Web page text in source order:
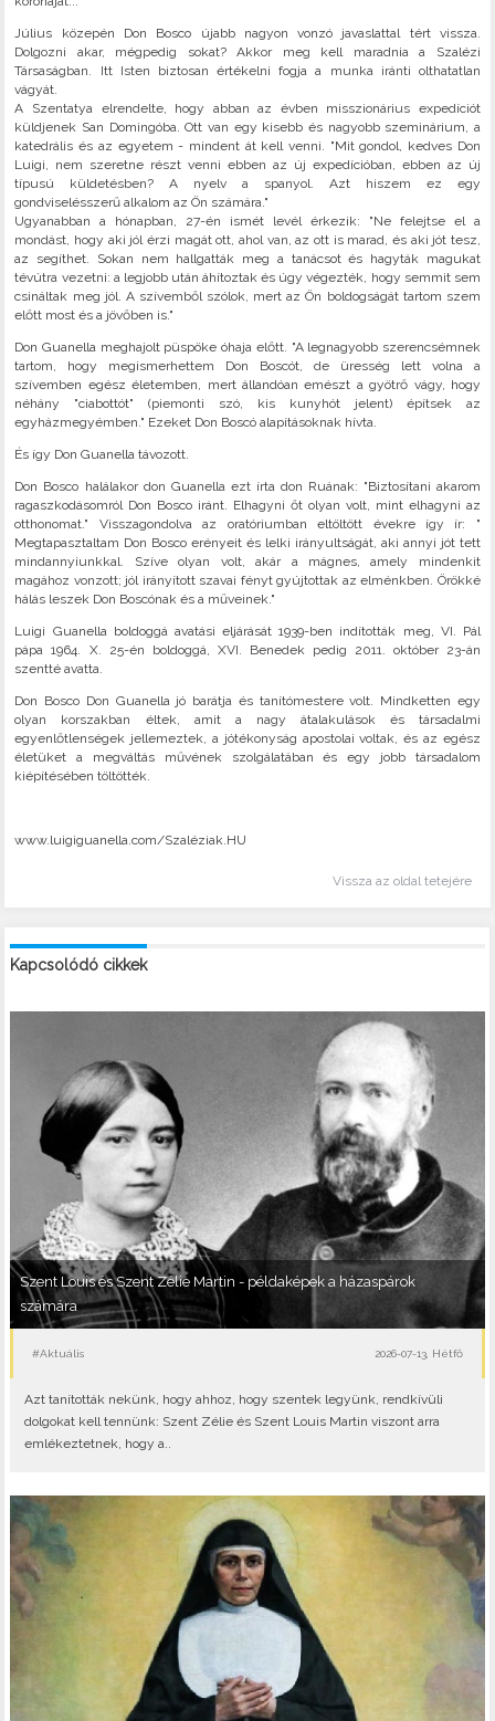
Július közepén Don Bosco újabb nagyon vonzó javaslattal tért vissza.
Dolgozni akar, mégpedig sokat? Akkor meg kell maradnia a Szalézi
Társaságban. Itt Isten biztosan értékelni fogja a munka iránti olthatatlan
vágyát.
A Szentatya elrendelte, hogy abban az évben misszionárius expedíciót
küldjenek San Domingóba. Ott van egy kisebb és nagyobb szeminárium, a
katedrális és az egyetem - mindent át kell venni. "Mit gondol, kedves Don
Luigi, nem szeretne részt venni ebben az új expedícióban, ebben az új
típusú küldetésben? A nyelv a spanyol. Azt hiszem ez egy
gondviselésszerű alkalom az Ön számára."
Ugyanabban a hónapban, 27-én ismét levél érkezik: "Ne felejtse el a
mondást, hogy aki jól érzi magát ott, ahol van, az ott is marad, és aki jót tesz,
az segíthet. Sokan nem hallgatták meg a tanácsot és hagyták magukat
tévútra vezetni: a legjobb után áhítoztak és úgy végezték, hogy semmit sem
csináltak meg jól. A szívemből szólok, mert az Ön boldogságát tartom szem
előtt most és a jövőben is."
Don Guanella meghajolt püspöke óhaja előtt. "A legnagyobb szerencsémnek
tartom, hogy megismerhettem Don Boscót, de üresség lett volna a
szívemben egész életemben, mert állandóan emészt a gyötrő vágy, hogy
néhány "ciabottót" (piemonti szó, kis kunyhót jelent) építsek az
egyházmegyémben." Ezeket Don Boscó alapításoknak hívta.
És így Don Guanella távozott.
Don Bosco halálakor don Guanella ezt írta don Ruának: "Biztosítani akarom
ragaszkodásomról Don Bosco iránt. Elhagyni őt olyan volt, mint elhagyni az
otthonomat." Visszagondolva az oratóriumban eltöltött évekre így ír: "
Megtapasztaltam Don Bosco erényeit és lelki irányultságát, aki annyi jót tett
mindannyiunkkal. Szíve olyan volt, akár a mágnes, amely mindenkit
magához vonzott; jól irányított szavai fényt gyújtottak az elménkben. Örökké
hálás leszek Don Boscónak és a műveinek."
Luigi Guanella boldoggá avatási eljárását 1939-ben indították meg, VI. Pál
pápa 1964. X. 25-én boldoggá, XVI. Benedek pedig 2011. október 23-án
szentté avatta.
Don Bosco Don Guanella jó barátja és tanítómestere volt. Mindketten egy
olyan korszakban éltek, amit a nagy átalakulások és társadalmi
egyenlőtlenségek jellemeztek, a jótékonyság apostolai voltak, és az egész
életüket a megváltás művének szolgálatában és egy jobb társadalom
kiépítésében töltötték.
www.luigiguanella.com/Szaléziak.HU
Vissza az oldal tetejére
Kapcsolódó cikkek
Szent Louis és Szent Zélie Martin - példaképek a házaspárok
számára
#Aktuális 2026-07-13, Hétfő
Azt tanították nekünk, hogy ahhoz, hogy szentek legyünk, rendkívüli
dolgokat kell tennünk: Szent Zélie és Szent Louis Martin viszont arra
emlékeztetnek, hogy a..